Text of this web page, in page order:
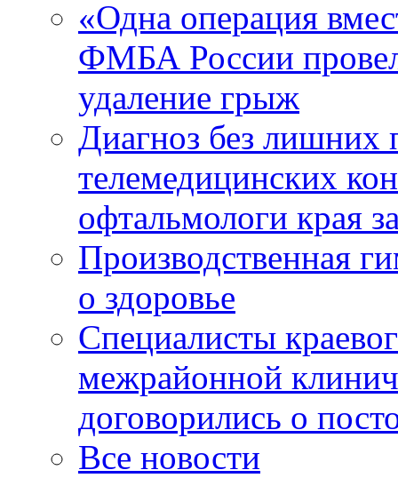
«Одна операция
ФМБА России
удаление грыж
Диагноз без лишних
телемедицинских
офтальмологи края
Производственная
о здоровье
Специалисты
межрайонной
договорились о
Все новости